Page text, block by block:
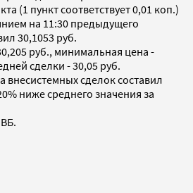
(1 пункт соответствует 0,01 коп.)
на 11:30 предыдущего
30,1053 руб.
руб., минимальная цена -
сделки - 30,05 руб.
внесистемных сделок составил
ниже среднего значения за